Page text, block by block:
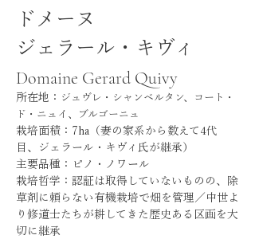
ーニュの伝統と風格を今に伝えています
ドメーヌ
​ジェラール・キヴィ
Domaine ​Gerard Quivy
所在地：
ジュヴレ・シャンベルタン、コート・
ド・ニュイ、ブルゴーニュ
栽培面積：7ha（妻の家系から数えて4代
目、ジェラール・キヴィ氏が継承）
主要品種：ピノ・ノワール
栽培哲学：認証は取得していないものの、除
草剤に頼らない有機栽培で畑を管理／中世よ
り修道士たちが耕してきた歴史ある区画を大
切に継承